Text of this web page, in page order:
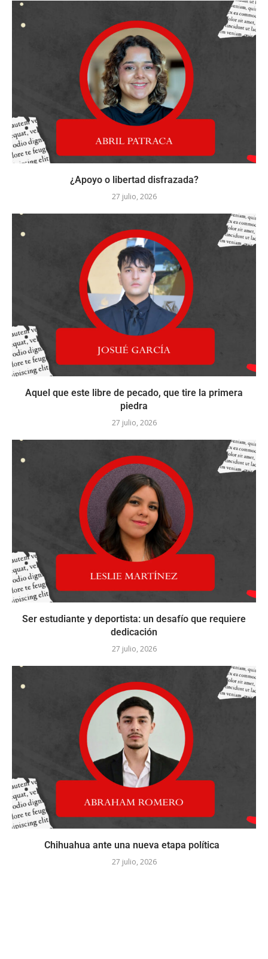
¿Apoyo o libertad disfrazada?
27 julio, 2026
Aquel que este libre de pecado, que tire la primera
piedra
27 julio, 2026
Ser estudiante y deportista: un desafío que requiere
dedicación
27 julio, 2026
Chihuahua ante una nueva etapa política
27 julio, 2026